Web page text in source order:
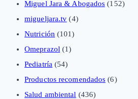
Miguel Jara & Abogados (152)
migueljara.tv (4)
Nutrición (101)
Omeprazol (1)
Pediatría (54)
Productos recomendados (6)
Salud ambiental (436)